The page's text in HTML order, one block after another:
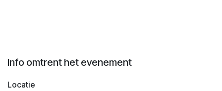
Info omtrent het evenement
Locatie